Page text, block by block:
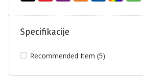
Specifikacije
Recommended Item (5)